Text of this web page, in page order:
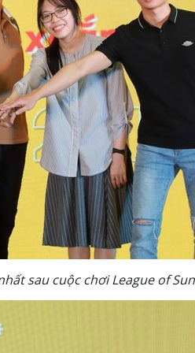
sau cuộc chơi League of